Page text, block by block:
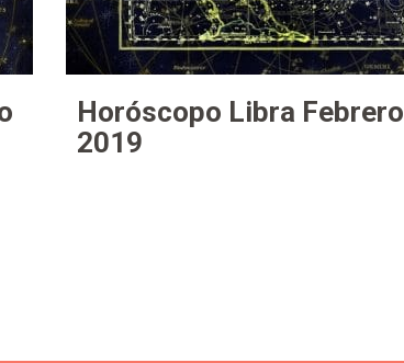
Horóscopo Libra Febrero
2019